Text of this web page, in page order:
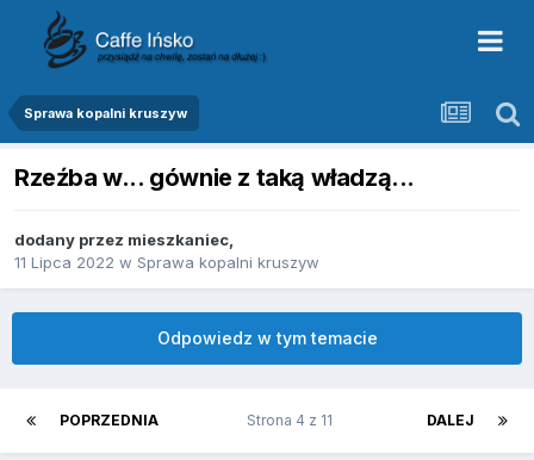
Sprawa kopalni kruszyw
Rzeźba w... gównie z taką władzą...
dodany przez mieszkaniec,
11 Lipca 2022 w Sprawa kopalni kruszyw
Odpowiedz w tym temacie
POPRZEDNIA DALEJ
Strona 4 z 11